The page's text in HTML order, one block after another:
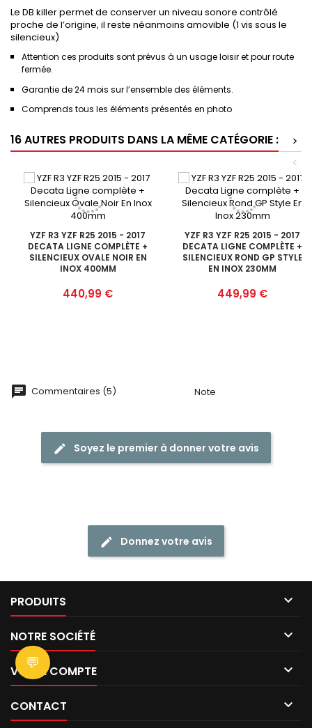
Le DB killer permet de conserver un niveau sonore contrôlé
proche de l’origine, il reste néanmoins amovible (1 vis sous le
silencieux)
Attention ces produits sont prévus à un usage loisir et pour route
fermée.
Garantie de 24 mois sur l’ensemble des éléments.
Comprends tous les éléments présentés en photo
16 AUTRES PRODUITS DANS LA MÊME CATÉGORIE :
>
<
YZF R3 YZF R25 2015 - 2017
DECATA LIGNE COMPLÈTE +
SILENCIEUX OVALE NOIR EN
INOX 400MM
Prix
440,99 €
YZF R3 YZF R25 2015 - 2017
DECATA LIGNE COMPLÈTE +
SILENCIEUX ROND GP STYLE
EN INOX 230MM
Prix
449,99 €
Commentaires (5) Note
Soyez le premier à donner votre avis
Donnez votre avis
PRODUITS 
NOTRE SOCIÉTÉ 
VOTRE COMPTE 
CONTACT 
💬